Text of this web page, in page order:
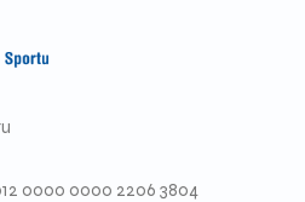
0000 0000 2206 3804